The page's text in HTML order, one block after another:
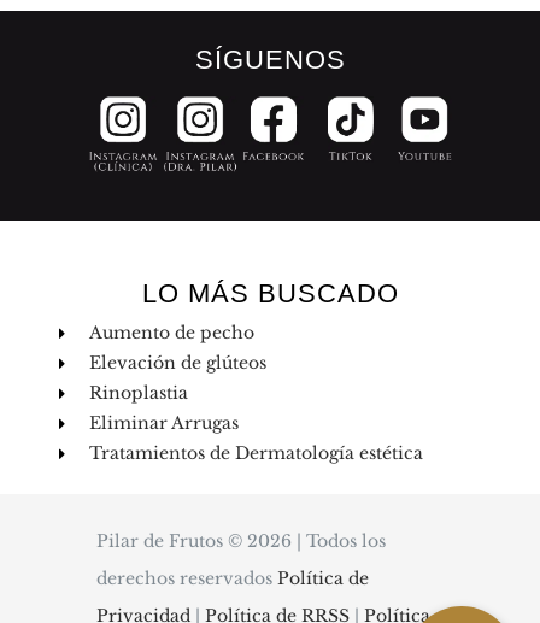
SÍGUENOS
LO MÁS BUSCADO
Aumento de pecho
Elevación de glúteos
Rinoplastia
Eliminar Arrugas
Tratamientos de Dermatología estética
Pilar de Frutos © 2026 | Todos los
derechos reservados Política de
Privacidad | Política de RRSS | Política